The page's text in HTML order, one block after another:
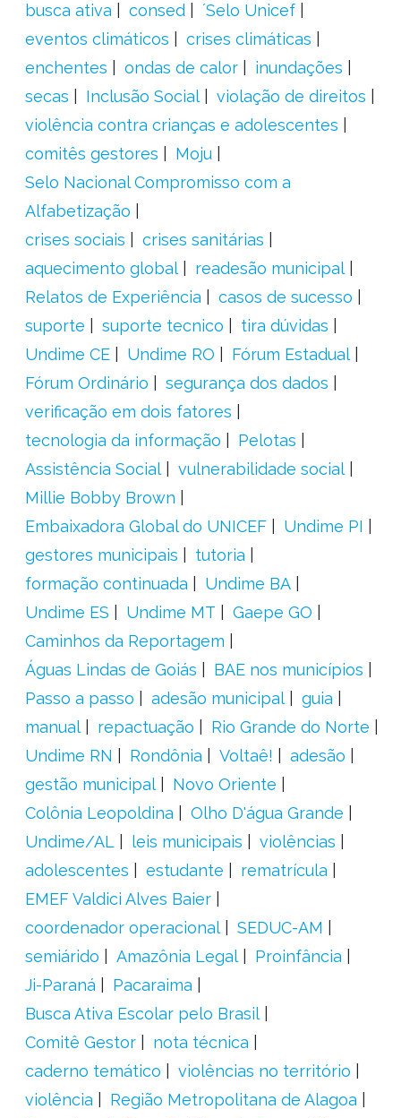
busca ativa
consed
´Selo Unicef
eventos climáticos
crises climáticas
enchentes
ondas de calor
inundações
secas
Inclusão Social
violação de direitos
violência contra crianças e adolescentes
comitês gestores
Moju
Selo Nacional Compromisso com a
Alfabetização
crises sociais
crises sanitárias
aquecimento global
readesão municipal
Relatos de Experiência
casos de sucesso
suporte
suporte tecnico
tira dúvidas
Undime CE
Undime RO
Fórum Estadual
Fórum Ordinário
segurança dos dados
verificação em dois fatores
tecnologia da informação
Pelotas
Assistência Social
vulnerabilidade social
Millie Bobby Brown
Embaixadora Global do UNICEF
Undime PI
gestores municipais
tutoria
formação continuada
Undime BA
Undime ES
Undime MT
Gaepe GO
Caminhos da Reportagem
Águas Lindas de Goiás
BAE nos municípios
Passo a passo
adesão municipal
guia
manual
repactuação
Rio Grande do Norte
Undime RN
Rondônia Voltaê!
adesão
gestão municipal
Novo Oriente
Colônia Leopoldina
Olho D'água Grande
Undime/AL
leis municipais
violências
adolescentes
estudante
rematrícula
EMEF Valdici Alves Baier
coordenador operacional
SEDUC-AM
semiárido
Amazônia Legal
Proinfância
Ji-Paraná
Pacaraima
Busca Ativa Escolar pelo Brasil
Comitê Gestor
nota técnica
caderno temático
violências no território
violência
Região Metropolitana de Alagoa